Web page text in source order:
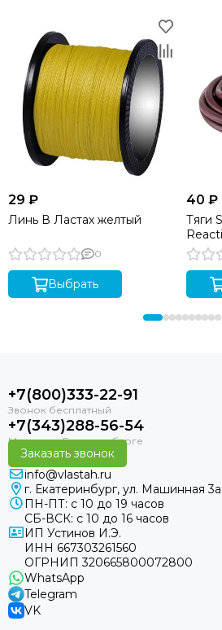
29 ₽
Линь В Ластах желтый
0
Выбрать
40 ₽
Тяги
+7(800)333-22-91
+7(343)288-56-54
Заказать звонок
info@vlastah.ru
г. Екатеринбург, ул. Машинная 3а
ПН-ПТ: с 10 до 19 часов
СБ-ВСК: с 10 до 16 часов
ИП Устинов И.Э.
ИНН 667303261560
ОГРНИП 320665800072800
WhatsApp
Telegram
VK